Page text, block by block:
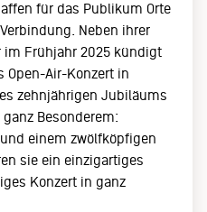
für das Publikum Orte
Neben ihrer
im Frühjahr 2025 kündigt
Open-Air-Konzert in
zehnjährigen Jubiläums
Besonderem:
einem zwölfköpfigen
sie ein einzigartiges
Konzert in ganz